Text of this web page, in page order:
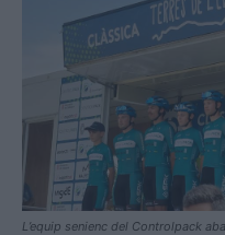
L’equip senienc del Controlpack